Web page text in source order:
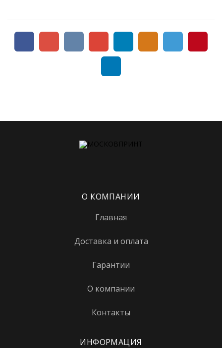
Каховская
Каширская
Комсомольская
Красногвардейская
Краснопресненская
О КОМПАНИИ
Главная
Доставка и оплата
Гарантии
О компании
Контакты
ИНФОРМАЦИЯ